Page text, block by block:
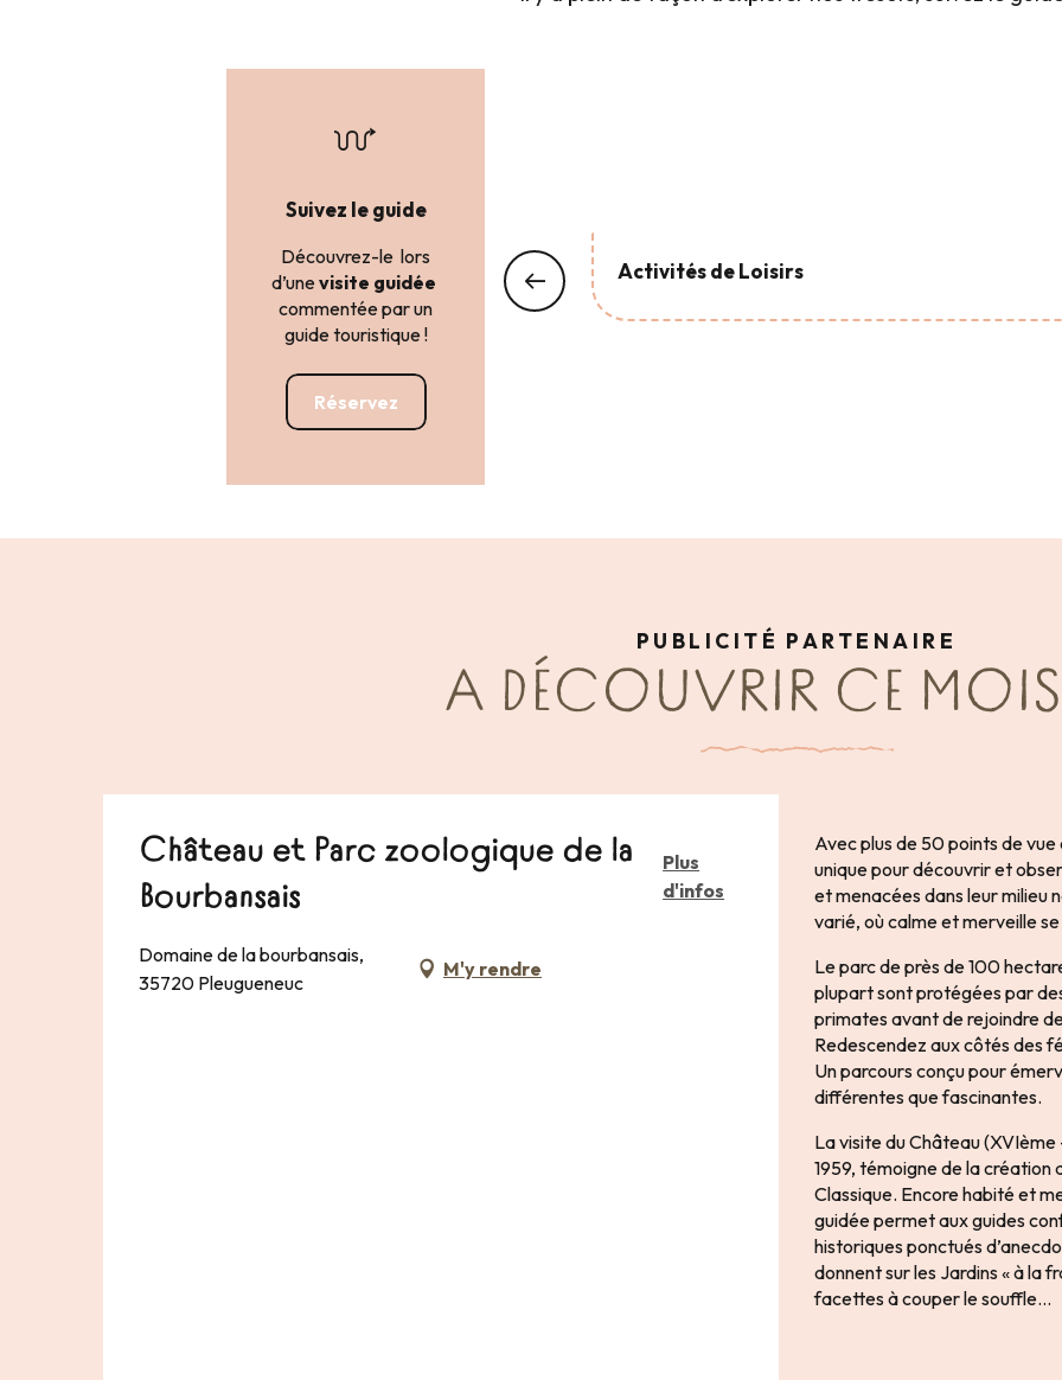
Suivez le guide
Découvrez-le lors
d’unevisite guidée
commentée par un
guide touristique !
Réservez
Activités de Loisirs
PUBLICITÉ PARTENAIRE
A DÉCOUVRIR CE
Château et Parc zoologique de la
Bourbansais
Plus
d'infos
Domaine de la bourbansais,
35720 Pleugueneuc
M'y rendre
Avec plus de 50 points de
unique pour découvrir et
et menacées dans leur milieu
varié, où calme et merveille
Le parc de près de 100
plupart sont protégées par
primates avant de rejoindre
Redescendez aux côtés des
Un parcours conçu pour
différentes que fascinantes.
La visite du Château
1959, témoigne de la création
Classique. Encore habité et
guidée permet aux guides
historiques ponctués
donnent sur les Jardins « à la
facettes à couper le souffle…